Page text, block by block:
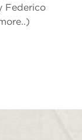
Federico